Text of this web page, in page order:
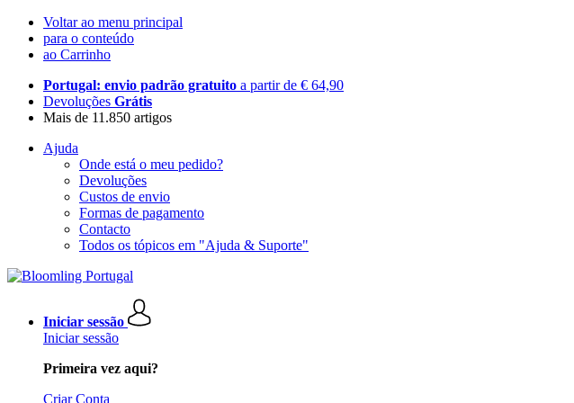
Voltar ao menu principal
para o conteúdo
ao Carrinho
Portugal: envio padrão gratuito a partir de € 64,90
Devoluções Grátis
Mais de 11.850 artigos
Ajuda
Onde está o meu pedido?
Devoluções
Custos de envio
Formas de pagamento
Contacto
Todos os tópicos em "Ajuda & Suporte"
Iniciar sessão
Iniciar sessão
Primeira vez aqui?
Criar Conta